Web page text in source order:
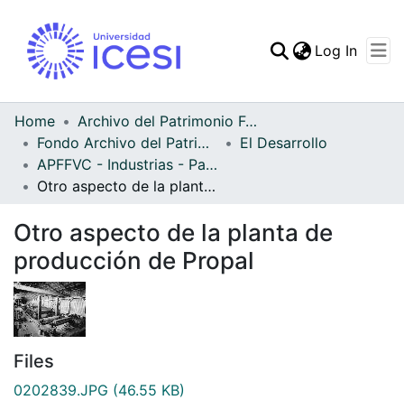
Statistics
Log In
Home
Archivo del Patrimonio Fotográfico y Fílmico del Valle del Cauca
Fondo Archivo del Patrimonio Fotográfico y Fílmico del Valle del Cauca
El Desarrollo
APFFVC - Industrias - Patrimonial
Otro aspecto de la planta de producción de Propal
Otro aspecto de la planta de
producción de Propal
Files
0202839.JPG (46.55 KB)